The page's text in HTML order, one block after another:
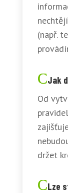
(např.
Jak
Od
držet
Lze